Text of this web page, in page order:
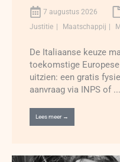
7 augustus 2026
Justitie
Maatschappij
De Italiaanse keuze
toekomstige
uitzien: een gratis
aanvraag via INPS of ...
Lees meer →